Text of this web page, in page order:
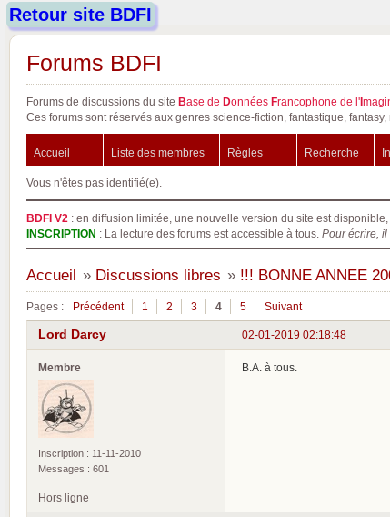
Retour site BDFI
Forums BDFI
Forums de discussions du site Base de Données Francophone de l'I
Ces forums sont réservés aux genres science-fiction, fantastique, fantasy,
Accueil Liste des membres Règles Recherche
Vous n'êtes pas identifié(e).
BDFI V2 : en diffusion limitée, une nouvelle version du site est
INSCRIPTION : La lecture des forums est accessible à tous. Pour écrire,
Accueil » Discussions libres » !!! BONNE ANNEE
Pages : Précédent 1 2 3 4 5 Suivant
02-01-2019 02:18:48
Lord Darcy
Membre
Inscription : 11-11-2010
Messages : 601
B.A. à tous.
Hors ligne